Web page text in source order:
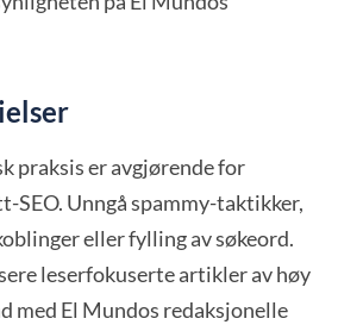
praksis er avgjørende for
Unngå spammy-taktikker,
eller fylling av søkeord.
leserfokuserte artikler av høy
med El Mundos redaksjonelle